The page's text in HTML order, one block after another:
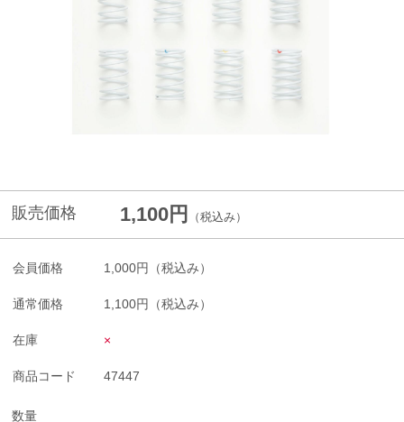
販売価格 1,100円 （税込み）
会員価格 1,000円 （税込み）
通常価格 1,100円 （税込み）
在庫 ×
商品コード 47447
数量